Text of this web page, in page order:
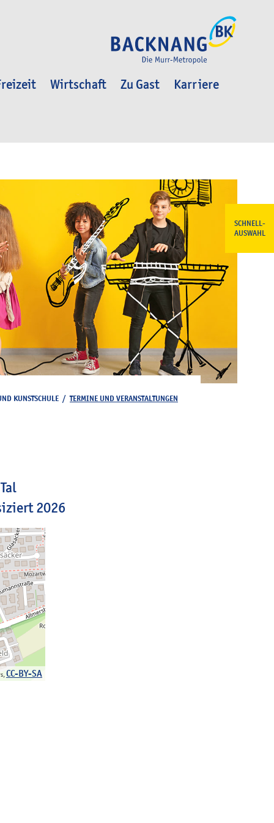
Wirtschaft Zu Gast Karriere
SCHNELL-
AUSWAHL
KUNSTSCHULE /TERMINE UND VERANSTALTUNGEN
2026
CC-BY-SA